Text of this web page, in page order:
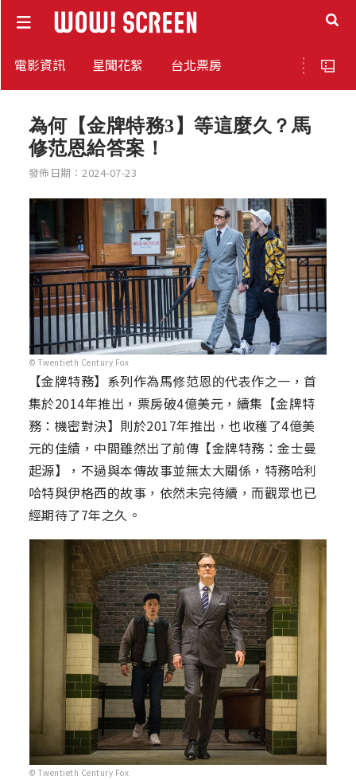
電影資訊 星聞花絮 台北票房
為何【金牌特務3】等這麼久？馬
修范恩給答案！
發佈日期：2024-07-23
© Twentieth Century Fox
【金牌特務】系列作為馬修范恩的代表作之一，首
集於2014年推出，票房破4億美元，續集【金牌特
務：機密對決】則於2017年推出，也收穫了4億美
元的佳績，中間雖然出了前傳【金牌特務：金士曼
起源】，不過與本傳故事並無太大關係，特務哈利
哈特與伊格西的故事，依然未完待續，而觀眾也已
經期待了7年之久。
© Twentieth Century Fox